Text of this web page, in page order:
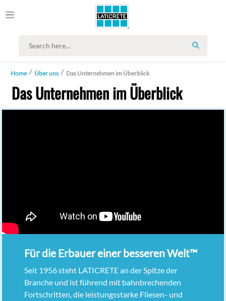
SEARCH
Home Über uns Das Unternehmen im Überblick
Das Unternehmen im Überblick
Für die Erbauer einer besseren Welt™
Seit 1956 steht LATICRETE an der Spitze der
Branche und ist führend mit bahnbrechenden
Fortschritten, die leistungsstarke Fliesen- und